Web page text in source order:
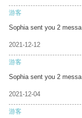
游客
Sophia sent you 2 messa
2021-12-12
游客
Sophia sent you 2 messa
2021-12-04
游客